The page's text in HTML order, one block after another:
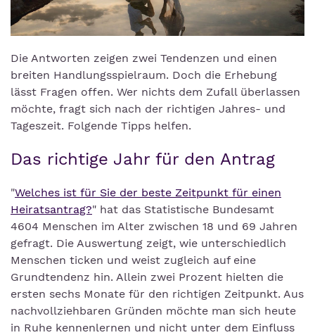
Die Antworten zeigen zwei Tendenzen und einen
breiten Handlungsspielraum. Doch die Erhebung
lässt Fragen offen. Wer nichts dem Zufall überlassen
möchte, fragt sich nach der richtigen Jahres- und
Tageszeit. Folgende Tipps helfen.
Das richtige Jahr für den Antrag
"Welches ist für Sie der beste Zeitpunkt für einen
Heiratsantrag?" hat das Statistische Bundesamt
4604 Menschen im Alter zwischen 18 und 69 Jahren
gefragt. Die Auswertung zeigt, wie unterschiedlich
Menschen ticken und weist zugleich auf eine
Grundtendenz hin. Allein zwei Prozent hielten die
ersten sechs Monate für den richtigen Zeitpunkt. Aus
nachvollziehbaren Gründen möchte man sich heute
in Ruhe kennenlernen und nicht unter dem Einfluss